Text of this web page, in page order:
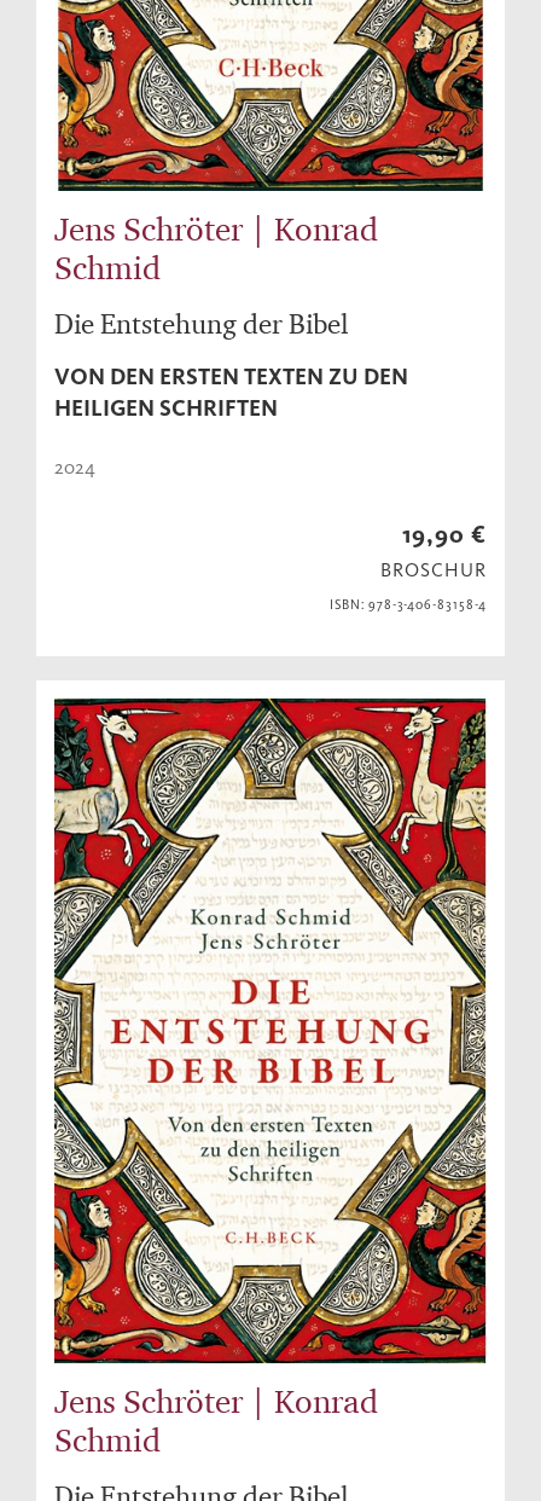
Jens Schröter | Konrad
Schmid
Die Entstehung der Bibel
VON DEN ERSTEN TEXTEN ZU DEN
HEILIGEN SCHRIFTEN
2024
19,90 €
BROSCHUR
ISBN: 978-3-406-83158-4
Jens Schröter | Konrad
Schmid